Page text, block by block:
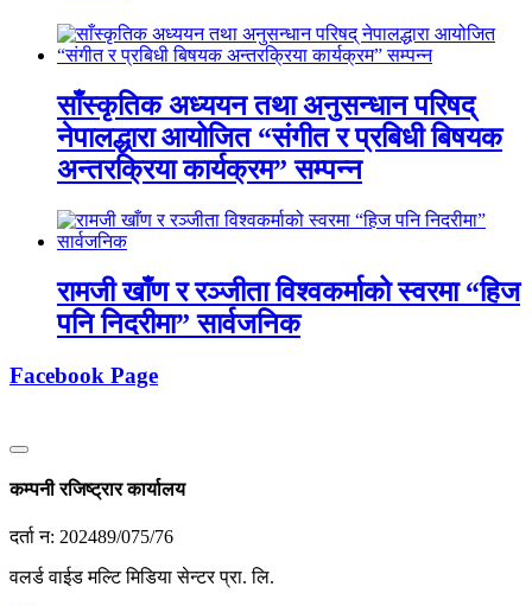
साँस्कृतिक अध्ययन तथा अनुसन्धान परिषद्
नेपालद्धारा आयोजित “संगीत र प्रबिधी बिषयक
अन्तरक्रिया कार्यक्रम” सम्पन्न
रामजी खाँण र रञ्जीता विश्वकर्माको स्वरमा “हिज
पनि निदरीमा” सार्वजनिक
Facebook Page
कम्पनी रजिष्ट्रार कार्यालय
दर्ता न: 202489/075/76
वलर्ड वाईड मल्टि मिडिया सेन्टर प्रा. लि.